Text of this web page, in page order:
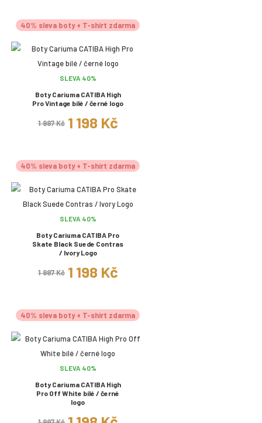
40% sleva boty + T-shirt zdarma
SLEVA 40%
Boty Cariuma CATIBA High
Pro Vintage bílé / černé logo
1 997 Kč 1 198 Kč
40% sleva boty + T-shirt zdarma
SLEVA 40%
Boty Cariuma CATIBA Pro
Skate Black Suede Contras
/ Ivory Logo
1 997 Kč 1 198 Kč
40% sleva boty + T-shirt zdarma
SLEVA 40%
Boty Cariuma CATIBA High
Pro Off White bílé / černé
logo